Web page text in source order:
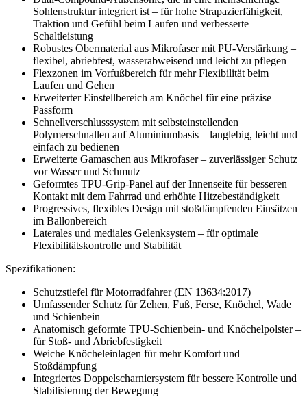
Sohlenstruktur integriert ist – für hohe Strapazierfähigkeit,
Traktion und Gefühl beim Laufen und verbesserte
Schaltleistung
Robustes Obermaterial aus Mikrofaser mit PU-Verstärkung –
flexibel, abriebfest, wasserabweisend und leicht zu pflegen
Flexzonen im Vorfußbereich für mehr Flexibilität beim
Laufen und Gehen
Erweiterter Einstellbereich am Knöchel für eine präzise
Passform
Schnellverschlusssystem mit selbsteinstellenden
Polymerschnallen auf Aluminiumbasis – langlebig, leicht und
einfach zu bedienen
Erweiterte Gamaschen aus Mikrofaser – zuverlässiger Schutz
vor Wasser und Schmutz
Geformtes TPU-Grip-Panel auf der Innenseite für besseren
Kontakt mit dem Fahrrad und erhöhte Hitzebeständigkeit
Progressives, flexibles Design mit stoßdämpfenden Einsätzen
im Ballonbereich
Laterales und mediales Gelenksystem – für optimale
Flexibilitätskontrolle und Stabilität
Spezifikationen:
Schutzstiefel für Motorradfahrer (EN 13634:2017)
Umfassender Schutz für Zehen, Fuß, Ferse, Knöchel, Wade
und Schienbein
Anatomisch geformte TPU-Schienbein- und Knöchelpolster –
für Stoß- und Abriebfestigkeit
Weiche Knöcheleinlagen für mehr Komfort und
Stoßdämpfung
Integriertes Doppelscharniersystem für bessere Kontrolle und
Stabilisierung der Bewegung